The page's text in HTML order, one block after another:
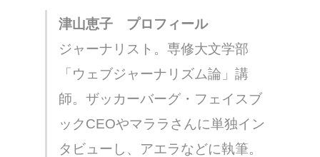
津山恵子 プロフィール
ジャーナリスト。専修大文学部
「ウェブジャーナリズム論」講
師。ザッカーバーグ・フェイスブ
ックCEOやマララさんに単独イン
タビューし、アエラなどに執筆。